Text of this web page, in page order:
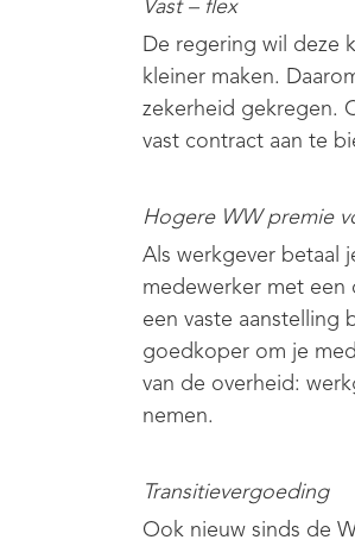
Vast – flex
De regering wil deze
kleiner maken.
zekerheid gekregen.
vast contract aan te
Hogere WW premie
Als werkgever betaal
medewerker met
een vaste aanstelling
goedkoper om je
van de overheid:
nemen.
Transitievergoeding
Ook nieuw sinds de